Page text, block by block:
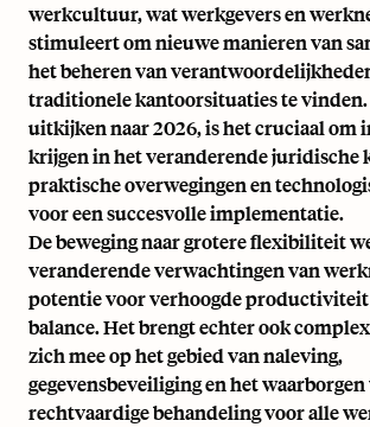
werkcultuur, wat werkgevers en
stimuleert om nieuwe manieren van
het beheren van
traditionele kantoorsituaties te vinden.
uitkijken naar 2026, is het cruciaal om
krijgen in het veranderende juridische
praktische overwegingen en
voor een succesvolle implementatie.
De beweging naar grotere flexibiliteit
veranderende verwachtingen van
potentie voor verhoogde
balance. Het brengt echter ook
zich mee op het gebied van naleving,
gegevensbeveiliging en het waarborgen
rechtvaardige behandeling voor alle